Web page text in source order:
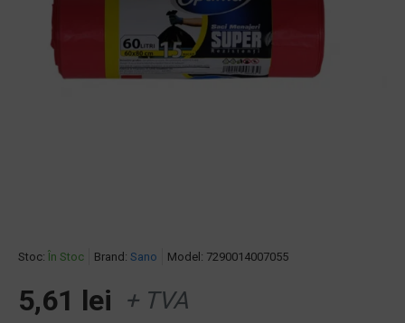
Stoc: În Stoc Brand: Sano Model: 7290014007055
5,61 lei + TVA